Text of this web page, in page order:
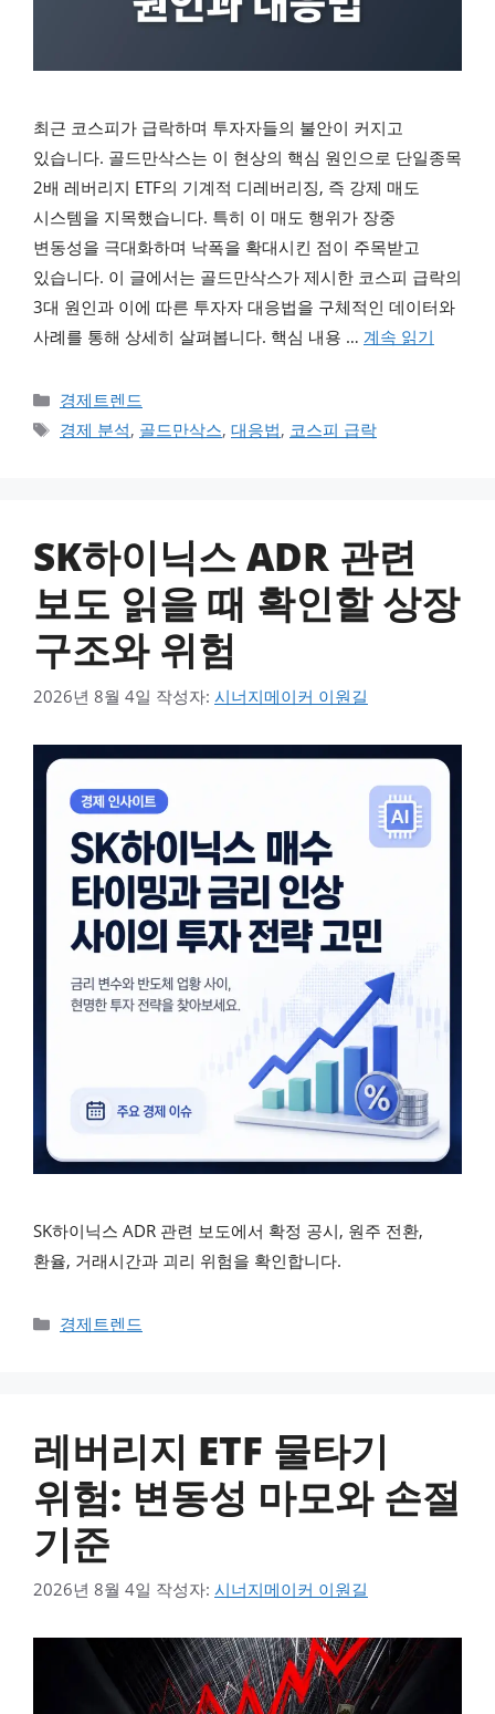
최근 코스피가 급락하며 투자자들의 불안이 커지고
있습니다. 골드만삭스는 이 현상의 핵심 원인으로 단일종목
2배 레버리지 ETF의 기계적 디레버리징, 즉 강제 매도
시스템을 지목했습니다. 특히 이 매도 행위가 장중
변동성을 극대화하며 낙폭을 확대시킨 점이 주목받고
있습니다. 이 글에서는 골드만삭스가 제시한 코스피 급락의
3대 원인과 이에 따른 투자자 대응법을 구체적인 데이터와
사례를 통해 상세히 살펴봅니다. 핵심 내용 … 계속 읽기
카테고리
경제트렌드
태그
경제 분석, 골드만삭스, 대응법, 코스피 급락
SK하이닉스 ADR 관련
보도 읽을 때 확인할 상장
구조와 위험
2026년 8월 4일 작성자: 시너지메이커 이원길
SK하이닉스 ADR 관련 보도에서 확정 공시, 원주 전환,
환율, 거래시간과 괴리 위험을 확인합니다.
카테고리
경제트렌드
레버리지 ETF 물타기
위험: 변동성 마모와 손절
기준
2026년 8월 4일 작성자: 시너지메이커 이원길